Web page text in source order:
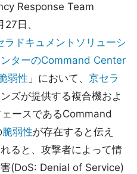
Response Team
日、
ドキュメントソリューシ
ターのCommand Center
弱性 」において、 京セラ
ズが提供する複合機およ
ースであるCommand
脆弱性が存在すると伝え
ると、攻撃者によって情
(DoS: Denial of Service)